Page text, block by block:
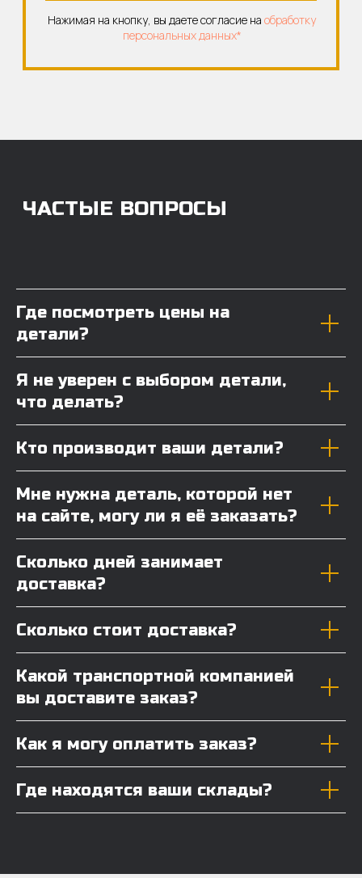
Где посмотреть цены на
детали?
Я не уверен с выбором детали,
что делать?
Кто производит ваши детали?
Мне нужна деталь, которой нет
на сайте, могу ли я её заказать?
Сколько дней занимает
доставка?
Сколько стоит доставка?
Какой транспортной компанией
вы доставите заказ?
Как я могу оплатить заказ?
Где находятся ваши склады?